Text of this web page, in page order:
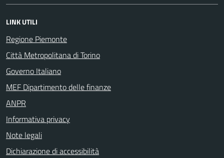
LINK UTILI
Regione Piemonte
Città Metropolitana di Torino
Governo Italiano
MEF Dipartimento delle finanze
ANPR
Informativa privacy
Note legali
Dichiarazione di accessibilità